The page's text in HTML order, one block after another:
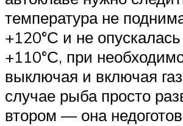
температура не
+120°С и не
+110°С, при
выключая и включая
случае рыба просто
втором — она